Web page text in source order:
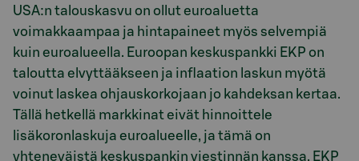
USA:n talouskasvu on ollut euroaluetta
voimakkaampaa ja hintapaineet myös selvempiä
kuin euroalueella. Euroopan keskuspankki EKP on
taloutta elvyttääkseen ja inflaation laskun myötä
voinut laskea ohjauskorkojaan jo kahdeksan kertaa.
Tällä hetkellä markkinat eivät hinnoittele
lisäkoronlaskuja euroalueelle, ja tämä on
yhteneväistä keskuspankin viestinnän kanssa. EKP